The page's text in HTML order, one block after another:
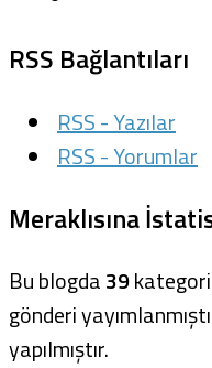
RSS Bağlantıları
RSS - Yazılar
RSS - Yorumlar
Meraklısına
Bu blogda39
gönderi
yapılmıştır.